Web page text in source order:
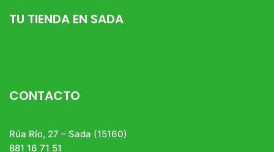
TU TIENDA EN SADA
CONTACTO
Rúa Río, 27 – Sada (15160)
881 16 71 51